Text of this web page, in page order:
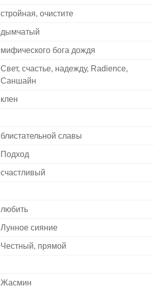
стройная, очистите
дымчатый
мифического бога дождя
Свет, счастье, надежду, Radience,
Саншайн
клен
блистательной славы
Подход
счастливый
любить
Лунное сияние
Честный, прямой
Жасмин